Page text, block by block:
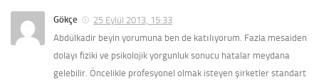
Gökçe
25 Eylül 2013, 15:33
Abdülkadir beyin yorumuna ben de katılıyorum. Fazla mesaiden
dolayı fiziki ve psikolojik yorgunluk sonucu hatalar meydana
gelebilir. Öncelikle profesyonel olmak isteyen şirketler standart